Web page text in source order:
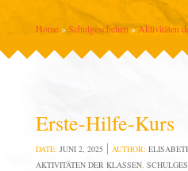
Home » Schulgeschehen » Aktivitäten
Erste-Hilfe-Kurs
DATE: JUNI 2, 2025 AUTHOR:
AKTIVITÄTEN DER KLASSEN,